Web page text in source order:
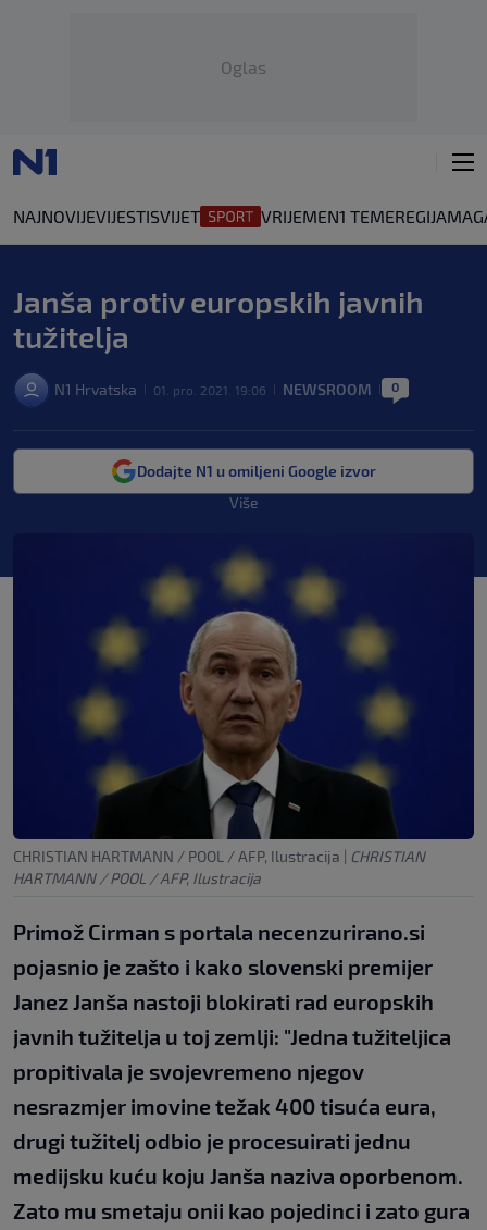
Oglas
NAJNOVIJEVIJESTISVIJET VRIJEMEN1 TEMEREGIJA
Janša protiv europskih javnih
tužitelja
N1 Hrvatska 01. pro. 2021. 19:06 NEWSROOM 0
Dodajte N1 u omiljeni Google izvor
Više
CHRISTIAN HARTMANN / POOL / AFP, Ilustracija | CHRISTIAN
HARTMANN / POOL / AFP, Ilustracija
Primož Cirman s portala necenzurirano.si
pojasnio je zašto i kako slovenski premijer
Janez Janša nastoji blokirati rad europskih
javnih tužitelja u toj zemlji: "Jedna tužiteljica
propitivala je svojevremeno njegov
nesrazmjer imovine težak 400 tisuća eura,
drugi tužitelj odbio je procesuirati jednu
medijsku kuću koju Janša naziva oporbenom.
Zato mu smetaju onii kao pojedinci i zato gura